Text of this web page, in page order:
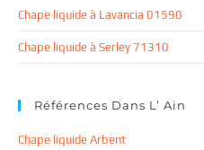
Chape liquide à Lavancia 01590
Chape liquide à Serley 71310
Références Dans L’ Ain
Chape liquide Arbent